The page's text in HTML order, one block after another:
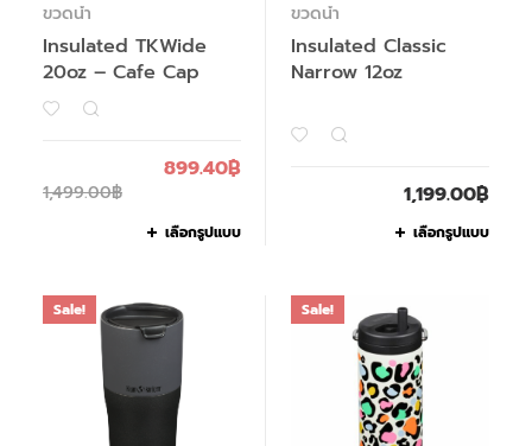
ขวดน้ำ
Insulated TKWide
20oz – Cafe Cap
1,499.00฿
899.40฿
เลือกรูปแบบ
ขวดน้ำ
Insulated Classic
Narrow 12oz
1,199.00฿
เลือกรูปแบบ
Sale! Sale!